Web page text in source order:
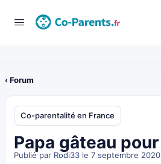
‹ Forum
Co-parentalité en France
Papa gâteau
Publié par Rodi33 le 7 septembre 2020